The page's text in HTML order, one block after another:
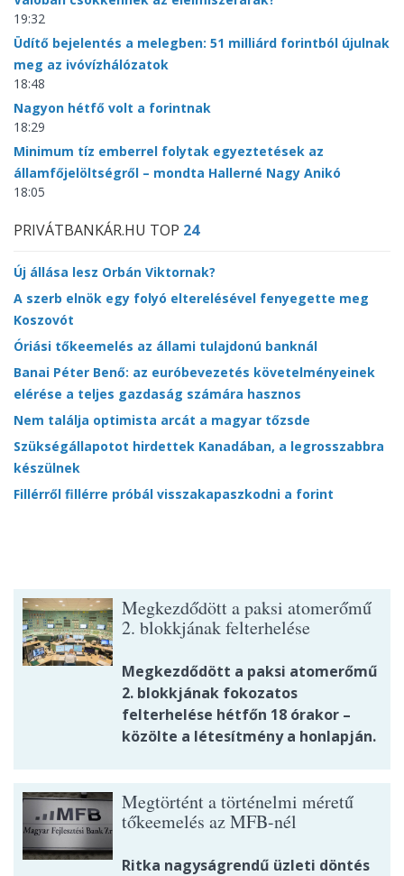
19:32
Üdítő bejelentés a melegben: 51 milliárd forintból újulnak
meg az ivóvízhálózatok
18:48
Nagyon hétfő volt a forintnak
18:29
Minimum tíz emberrel folytak egyeztetések az
államfőjelöltségről – mondta Hallerné Nagy Anikó
18:05
PRIVÁTBANKÁR.HU TOP 24
Új állása lesz Orbán Viktornak?
A szerb elnök egy folyó elterelésével fenyegette meg
Koszovót
Óriási tőkeemelés az állami tulajdonú banknál
Banai Péter Benő: az euróbevezetés követelményeinek
elérése a teljes gazdaság számára hasznos
Nem találja optimista arcát a magyar tőzsde
Szükségállapotot hirdettek Kanadában, a legrosszabbra
készülnek
Fillérről fillérre próbál visszakapaszkodni a forint
Megkezdődött a paksi atomerőmű
2. blokkjának felterhelése
Megkezdődött a paksi atomerőmű
2. blokkjának fokozatos
felterhelése hétfőn 18 órakor –
közölte a létesítmény a honlapján.
Megtörtént a történelmi méretű
tőkeemelés az MFB-nél
Ritka nagyságrendű üzleti döntés